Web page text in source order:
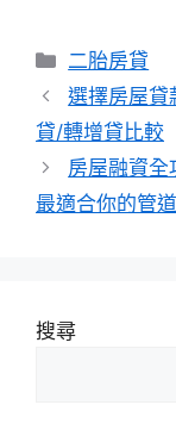
分
類
二胎房貸
選擇房屋
貸/轉增貸比較
房屋融資全
最適合你的管道
搜尋